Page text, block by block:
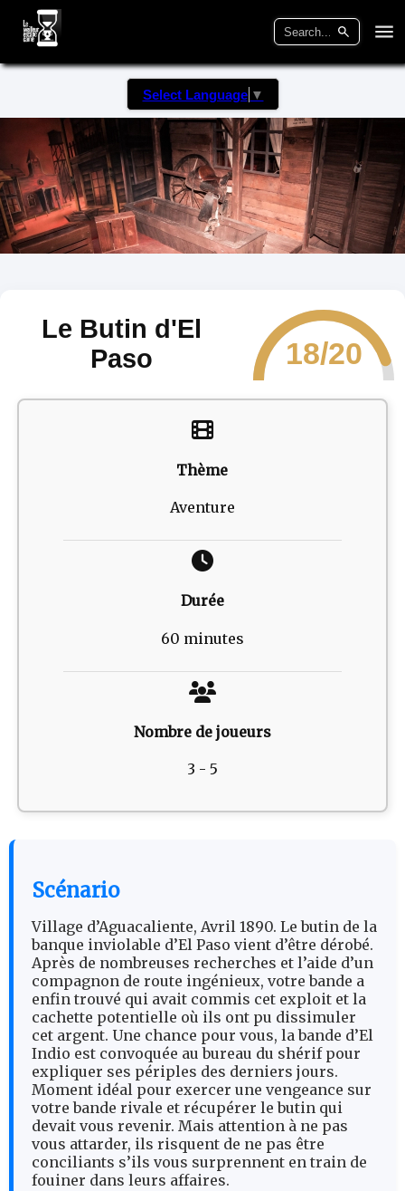
Select Language ▼
Le Butin d'El
Paso
18/20
Thème
Aventure
Durée
60 minutes
Nombre de joueurs
3 - 5
Scénario
Village d’Aguacaliente, Avril 1890. Le butin de la
banque inviolable d’El Paso vient d’être dérobé.
Après de nombreuses recherches et l’aide d’un
compagnon de route ingénieux, votre bande a
enfin trouvé qui avait commis cet exploit et la
cachette potentielle où ils ont pu dissimuler
cet argent. Une chance pour vous, la bande d’El
Indio est convoquée au bureau du shérif pour
expliquer ses périples des derniers jours.
Moment idéal pour exercer une vengeance sur
votre bande rivale et récupérer le butin qui
devait vous revenir. Mais attention à ne pas
vous attarder, ils risquent de ne pas être
conciliants s’ils vous surprennent en train de
fouiner dans leurs affaires.